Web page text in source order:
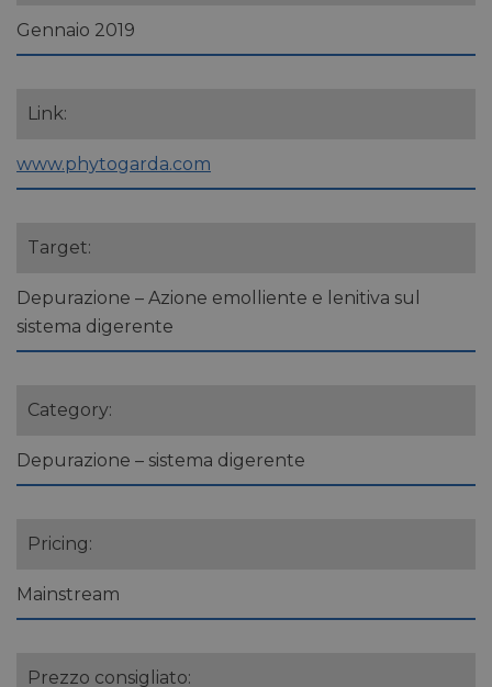
Gennaio 2019
Link:
www.phytogarda.com
Target:
Depurazione – Azione emolliente e lenitiva sul
sistema digerente
Category:
Depurazione – sistema digerente
Pricing:
Mainstream
Prezzo consigliato: